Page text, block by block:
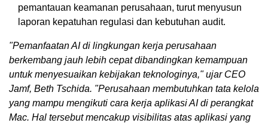
pemantauan keamanan perusahaan, turut menyusun
laporan kepatuhan regulasi dan kebutuhan audit.
"Pemanfaatan AI di lingkungan kerja perusahaan
berkembang jauh lebih cepat dibandingkan kemampuan
untuk menyesuaikan kebijakan teknologinya," ujar CEO
Jamf, Beth Tschida. "Perusahaan membutuhkan tata kelola
yang mampu mengikuti cara kerja aplikasi AI di perangkat
Mac. Hal tersebut mencakup visibilitas atas aplikasi yang